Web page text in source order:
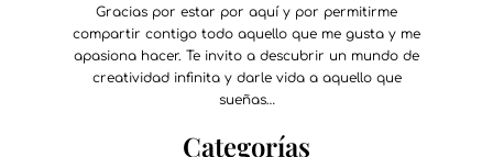
Gracias por estar por aquí y por permitirme
compartir contigo todo aquello que me gusta y me
apasiona hacer. Te invito a descubrir un mundo de
creatividad infinita y darle vida a aquello que
sueñas…
Categorías